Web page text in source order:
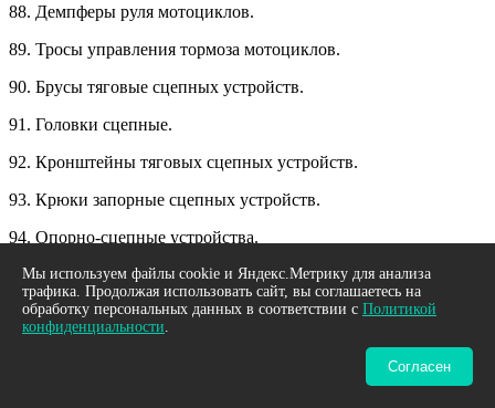
Мы используем файлы cookie и Яндекс.Метрику для анализа
трафика. Продолжая использовать сайт, вы соглашаетесь на
обработку персональных данных в соответствии с Политикой
конфиденциальности.
Согласен
88. Демпферы руля мотоциклов.
89. Тросы управления тормоза мотоциклов.
90. Брусы тяговые сцепных устройств.
91. Головки сцепные.
92. Кронштейны тяговых сцепных устройств.
93. Крюки запорные сцепных устройств.
94. Опорно-сцепные устройства.
95. Подушки резиновые сцепных устройств.
96. Пружины сцепных устройств.